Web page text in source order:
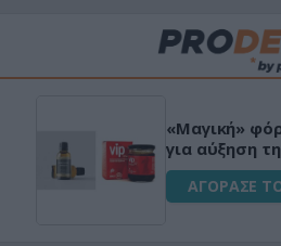
«Μαγική»
για αύξηση
ΑΓΟΡΑΣΕ